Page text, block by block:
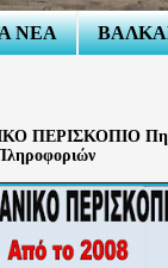
ΝΕΑ
ΠΕΡΙΣΚΟΠΙΟ